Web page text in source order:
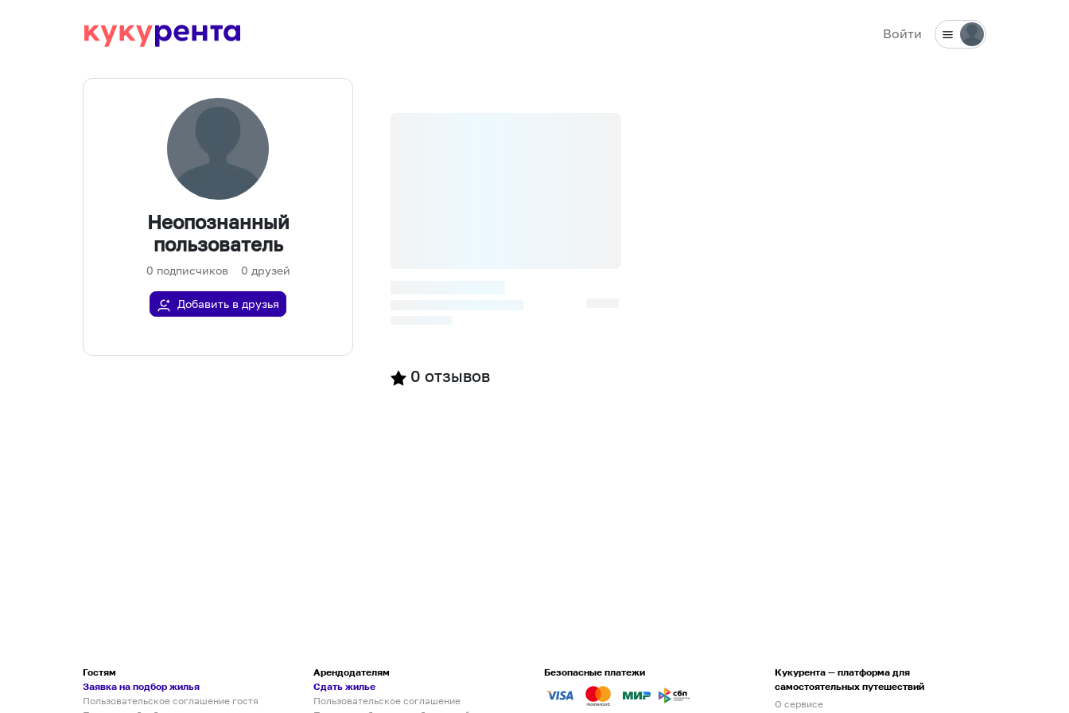
Войти
Неопознанный
пользователь
0 подписчиков 0 друзей
Добавить в друзья
0 отзывов
Гостям
Заявка на подбор жилья
Пользовательское соглашение гостя
Арендодателям
Сдать жилье
Пользовательское соглашение
Безопасные платежи
Кукурента — платформа для
самостоятельных путешествий
О сервисе